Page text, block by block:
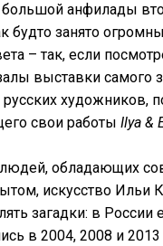
большой анфилады
будто занято
– так, если
выставки самого
художников,
свои работыIlya &
обладающих
искусство Ильи
загадки: в России
в 2004, 2008 и 2013